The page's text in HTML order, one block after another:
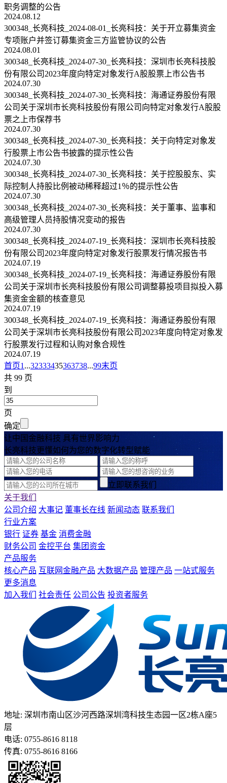
职务调整的公告
2024.08.12
300348_长亮科技_2024-08-01_长亮科技：关于开立募集资金
专项账户并签订募集资金三方监管协议的公告
2024.08.01
300348_长亮科技_2024-07-30_长亮科技：深圳市长亮科技股
份有限公司2023年度向特定对象发行A股股票上市公告书
2024.07.30
300348_长亮科技_2024-07-30_长亮科技：海通证券股份有限
公司关于深圳市长亮科技股份有限公司向特定对象发行A股股
票之上市保荐书
2024.07.30
300348_长亮科技_2024-07-30_长亮科技：关于向特定对象发
行股票上市公告书披露的提示性公告
2024.07.30
300348_长亮科技_2024-07-30_长亮科技：关于控股股东、实
际控制人持股比例被动稀释超过1％的提示性公告
2024.07.30
300348_长亮科技_2024-07-30_长亮科技：关于董事、监事和
高级管理人员持股情况变动的报告
2024.07.30
300348_长亮科技_2024-07-19_长亮科技：深圳市长亮科技股
份有限公司2023年度向特定对象发行股票发行情况报告书
2024.07.19
300348_长亮科技_2024-07-19_长亮科技：海通证券股份有限
公司关于深圳市长亮科技股份有限公司调整募投项目拟投入募
集资金金额的核查意见
2024.07.19
300348_长亮科技_2024-07-19_长亮科技：海通证券股份有限
公司关于深圳市长亮科技股份有限公司2023年度向特定对象发
行股票发行过程和认购对象合规性
2024.07.19
首页1 ...32333435363738...99末页
共 99 页
到
页
确定
让中国金融科技 具有世界影响力
长亮科技更懂如何为您的数字化转型赋能
立即联系我们
关于我们
公司介绍 大事记 董事长在线 新闻动态 联系我们
行业方案
银行 证券 基金 消费金融
财务公司 金控平台 集团资金
产品服务
核心产品 互联网金融产品 大数据产品 管理产品 一站式服务
更多消息
加入我们
社会责任 公司公告 投资者服务
地址: 深圳市南山区沙河西路深圳湾科技生态园一区2栋A座5
层
电话: 0755-8616 8118
传真: 0755-8616 8166